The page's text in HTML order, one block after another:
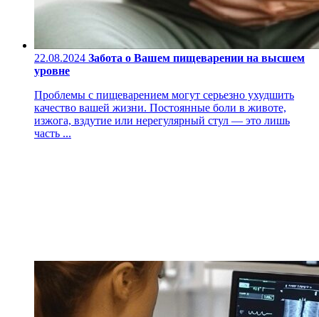
22.08.2024 Забота о Вашем пищеварении на высшем
уровне
Проблемы с пищеварением могут серьезно ухудшить
качество вашей жизни. Постоянные боли в животе,
изжога, вздутие или нерегулярный стул — это лишь
часть ...